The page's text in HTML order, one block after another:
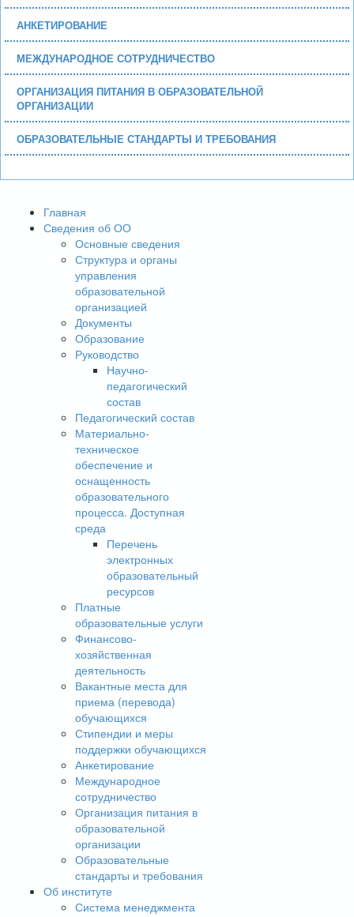
АНКЕТИРОВАНИЕ
МЕЖДУНАРОДНОЕ СОТРУДНИЧЕСТВО
ОРГАНИЗАЦИЯ ПИТАНИЯ В ОБРАЗОВАТЕЛЬНОЙ
ОРГАНИЗАЦИИ
ОБРАЗОВАТЕЛЬНЫЕ СТАНДАРТЫ И ТРЕБОВАНИЯ
Главная
Сведения об ОО
Основные сведения
Структура и органы
управления
образовательной
организацией
Документы
Образование
Руководство
Научно-
педагогический
состав
Педагогический состав
Материально-
техническое
обеспечение и
оснащенность
образовательного
процесса. Доступная
среда
Перечень
электронных
образовательный
ресурсов
Платные
образовательные услуги
Финансово-
хозяйственная
деятельность
Вакантные места для
приема (перевода)
обучающихся
Стипендии и меры
поддержки обучающихся
Анкетирование
Международное
сотрудничество
Организация питания в
образовательной
организации
Образовательные
стандарты и требования
Об институте
Система менеджмента